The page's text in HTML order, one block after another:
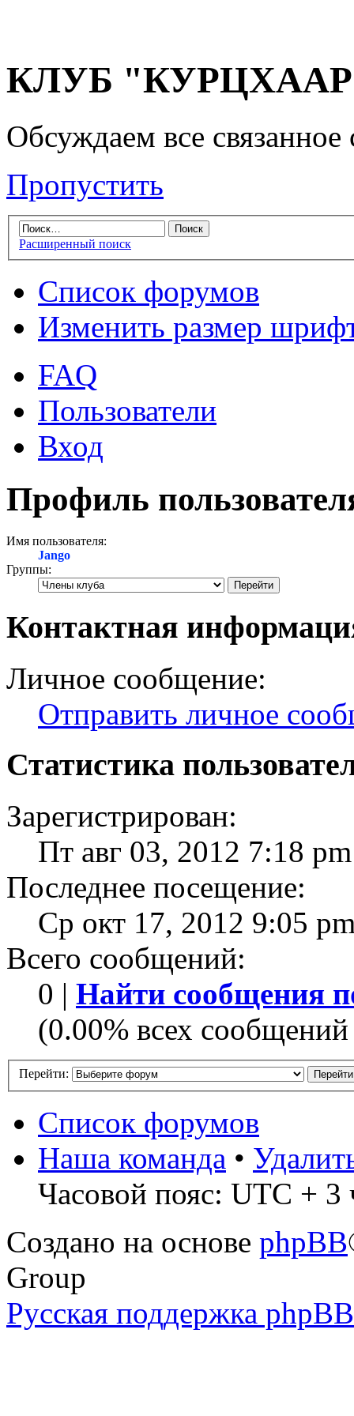
КЛУБ "КУРЦХААР"
Обсуждаем все
Пропустить
Расширенный поиск
Список форумов
Изменить размер
FAQ
Пользователи
Вход
Профиль
Имя пользователя:
Jango
Группы:
Контактная
Личное сообщение:
Отправить личное
Статистика
Зарегистрирован:
Пт авг 03, 2012 7:18 pm
Последнее посещение:
Ср окт 17, 2012 9:05
Всего сообщений:
0 | Найти сообщения
(0.00% всех
Перейти:
Список форумов
Наша команда •
Часовой пояс: UTC + 3
Создано на основе phpBB
Group
Русская поддержка phpBB